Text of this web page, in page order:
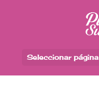
Seleccionar página